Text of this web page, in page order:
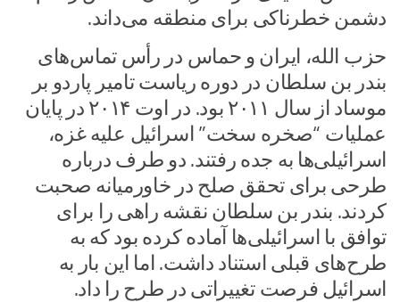
دشمن خطرناکی برای منطقه می‌داند.
حزب الله، ایران و حماس در رأس تماس‌های
بندر بن سلطان در دوره ریاست تامیر پاردو بر
موساد از سال ۲۰۱۱ بود. در اوت ۲۰۱۴ در پایان
عملیات “صخره سخت” اسرائیل علیه غزه،
اسرائیلی‌ها به جده رفتند. دو طرف درباره
طرحی برای تحقق صلح در خاورمیانه صحبت
کردند. بندر بن سلطان نقشه راهی را برای
توافق با اسرائیلی‌ها آماده کرده بود که به
طرح‌های قبلی استناد داشت. اما این بار به
اسرائیل فرصت تغییراتی در طرح را داد.